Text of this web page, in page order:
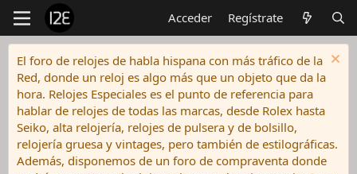
Acceder Regístrate
El foro de relojes de habla hispana con más tráfico de la
Red, donde un reloj es algo más que un objeto que da la
hora. Relojes Especiales es el punto de referencia para
hablar de relojes de todas las marcas, desde Rolex hasta
Seiko, alta relojería, relojes de pulsera y de bolsillo,
relojería gruesa y vintages, pero también de estilográficas.
Además, disponemos de un foro de compraventa donde